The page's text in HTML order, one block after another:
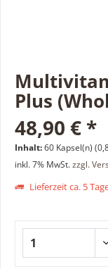
Plus
48,90 € *
Inhalt:60 Kapsel(n)
inkl. 7% MwSt.zzgl.
Lieferzeit ca. 5